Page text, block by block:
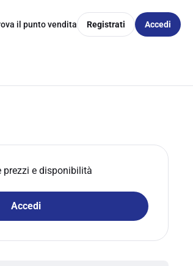
il punto vendita Registrati Accedi
prezzi e disponibilità
Accedi